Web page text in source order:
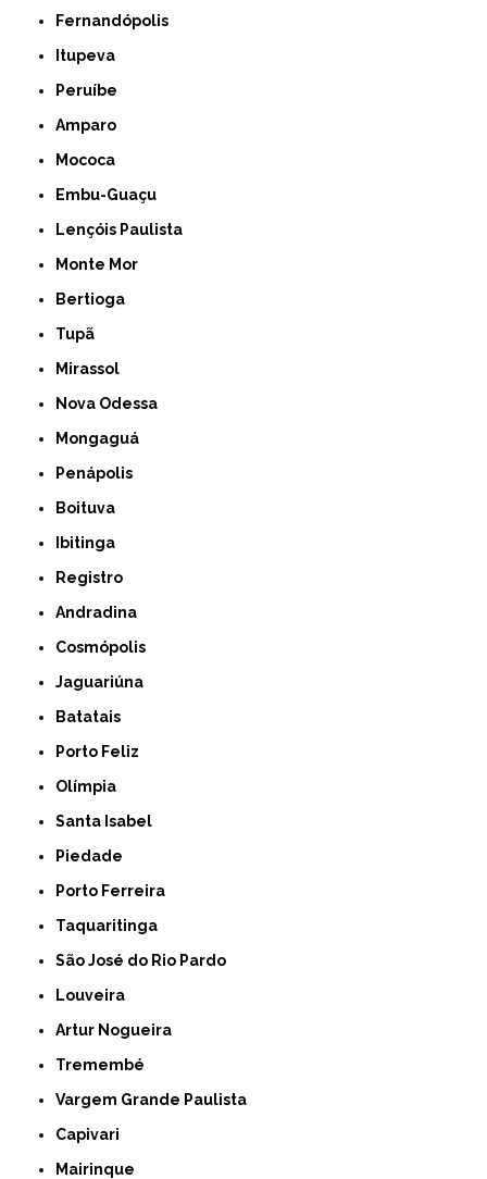
Fernandópolis
Itupeva
Peruíbe
Amparo
Mococa
Embu-Guaçu
Lençóis Paulista
Monte Mor
Bertioga
Tupã
Mirassol
Nova Odessa
Mongaguá
Penápolis
Boituva
Ibitinga
Registro
Andradina
Cosmópolis
Jaguariúna
Batatais
Porto Feliz
Olímpia
Santa Isabel
Piedade
Porto Ferreira
Taquaritinga
São José do Rio Pardo
Louveira
Artur Nogueira
Tremembé
Vargem Grande Paulista
Capivari
Mairinque